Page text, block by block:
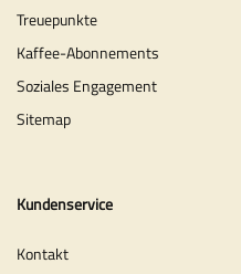
Treuepunkte
Kaffee-Abonnements
Soziales Engagement
Sitemap
Kundenservice
Kontakt